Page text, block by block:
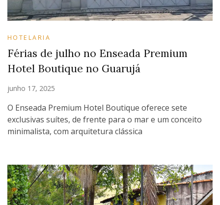
HOTELARIA
Férias de julho no Enseada Premium
Hotel Boutique no Guarujá
junho 17, 2025
O Enseada Premium Hotel Boutique oferece sete
exclusivas suítes, de frente para o mar e um conceito
minimalista, com arquitetura clássica